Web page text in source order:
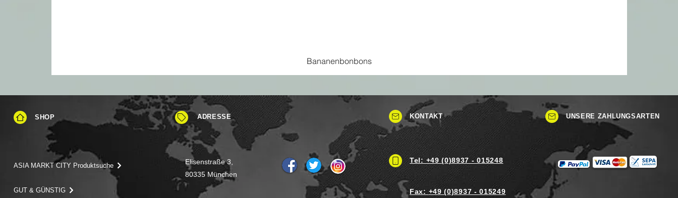
Bananenbonbons
SHOP
ASIA MARKT CITY Produktsuche
GUT & GÜNSTIG
ADRESSE KONTAKT UNSERE ZAHLUNGSARTEN
Elisenstraße 3,
80335 München
Tel: +49 (0)8937 - 015248
Fax: +49 (0)8937 - 015249